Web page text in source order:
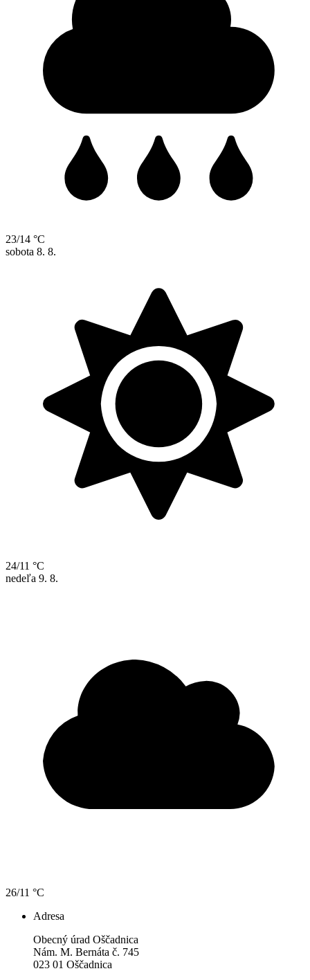
23/14 °C
sobota 8. 8.
24/11 °C
nedeľa 9. 8.
26/11 °C
Adresa
Obecný úrad Oščadnica
Nám. M. Bernáta č. 745
023 01 Oščadnica